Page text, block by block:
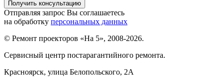
Отправляя запрос Вы соглашаетесь
на обработку персональных данных
© Ремонт проекторов «На 5», 2008-2026.
Сервисный центр постарагантийного ремонта.
Красноярск, улица Белопольского, 2А